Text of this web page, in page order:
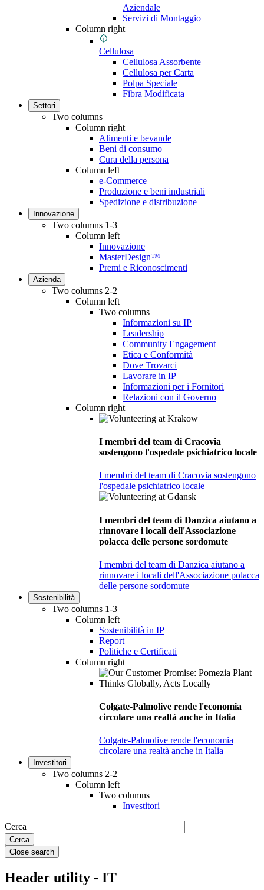
Aziendale
Servizi di Montaggio
Column right
Cellulosa
Cellulosa Assorbente
Cellulosa per Carta
Polpa Speciale
Fibra Modificata
Settori
Two columns
Column right
Alimenti e bevande
Beni di consumo
Cura della persona
Column left
e-Commerce
Produzione e beni industriali
Spedizione e distribuzione
Innovazione
Two columns 1-3
Column left
Innovazione
MasterDesign™
Premi e Riconoscimenti
Azienda
Two columns 2-2
Column left
Two columns
Informazioni su IP
Leadership
Community Engagement
Etica e Conformità
Dove Trovarci
Lavorare in IP
Informazioni per i Fornitori
Relazioni con il Governo
Column right
I membri del team di Cracovia
sostengono l'ospedale psichiatrico locale
I membri del team di Cracovia sostengono
l'ospedale psichiatrico locale
I membri del team di Danzica aiutano a
rinnovare i locali dell'Associazione
polacca delle persone sordomute
I membri del team di Danzica aiutano a
rinnovare i locali dell'Associazione polacca
delle persone sordomute
Sostenibilità
Two columns 1-3
Column left
Sostenibilità in IP
Report
Politiche e Certificati
Column right
Colgate-Palmolive rende l'economia
circolare una realtà anche in Italia
Colgate-Palmolive rende l'economia
circolare una realtà anche in Italia
Investitori
Two columns 2-2
Column left
Two columns
Investitori
Cerca
Close search
Header utility - IT